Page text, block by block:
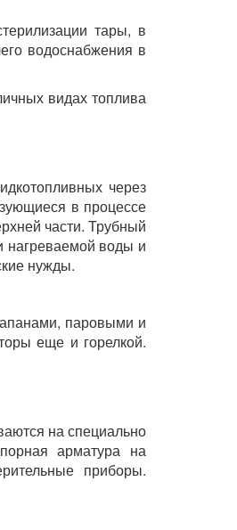
тары, в
водоснабжения в
видах топлива
через
в процессе
части. Трубный
нагреваемой воды и
нужды.
паровыми и
еще и горелкой.
на специально
арматура на
приборы.